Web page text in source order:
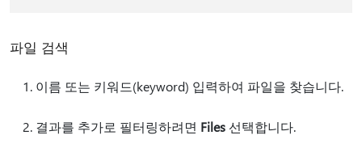
파일 검색
이름 또는 키워드(keyword) 입력하여 파일을 찾습니다.
결과를 추가로 필터링하려면 Files 선택합니다.